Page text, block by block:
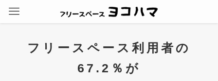
フリースペース利用者の
67.2％が